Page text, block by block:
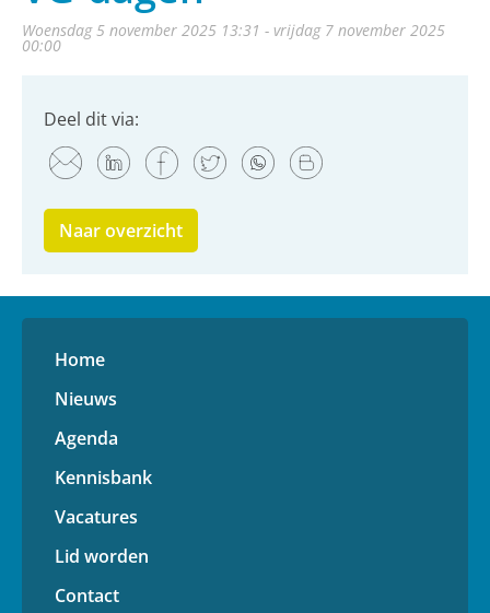
woensdag 5 november 2025 13:31 - vrijdag 7 november 2025
00:00
Deel dit via:
Naar overzicht
Home
Nieuws
Agenda
Kennisbank
Vacatures
Lid worden
Contact